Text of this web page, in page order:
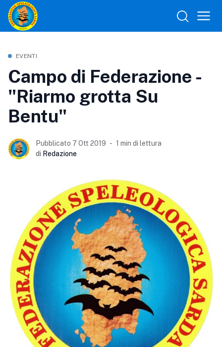
EVENTI
Campo di Federazione -
"Riarmo grotta Su
Bentu"
Pubblicato 7 Ott 2019
1 min di lettura
di Redazione